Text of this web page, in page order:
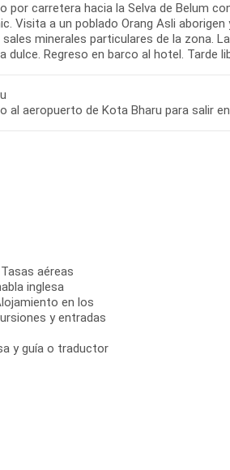
por carretera hacia la Selva de Belum
Visita a un poblado Orang Asli
minerales particulares de la zona.
dulce. Regreso en barco al hotel. Tarde
al aeropuerto de Kota Bharu para salir
aéreas
inglesa
en los
y entradas
y guía o traductor